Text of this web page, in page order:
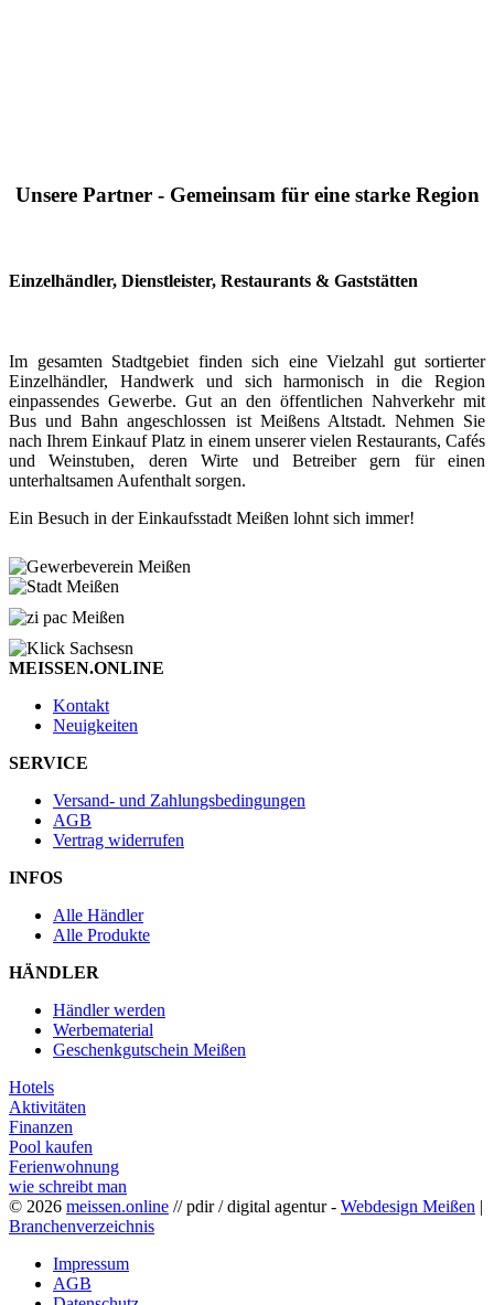
Unsere Partner - Gemeinsam für eine starke Region
Einzelhändler, Dienstleister, Restaurants & Gaststätten
Im gesamten Stadtgebiet finden sich eine Vielzahl gut sortierter
Einzelhändler, Handwerk und sich harmonisch in die Region
einpassendes Gewerbe. Gut an den öffentlichen Nahverkehr mit
Bus und Bahn angeschlossen ist Meißens Altstadt. Nehmen Sie
nach Ihrem Einkauf Platz in einem unserer vielen Restaurants, Cafés
und Weinstuben, deren Wirte und Betreiber gern für einen
unterhaltsamen Aufenthalt sorgen.
Ein Besuch in der Einkaufsstadt Meißen lohnt sich immer!
MEISSEN.ONLINE
Kontakt
Neuigkeiten
SERVICE
Versand- und Zahlungsbedingungen
AGB
Vertrag widerrufen
INFOS
Alle Händler
Alle Produkte
HÄNDLER
Händler werden
Werbematerial
Geschenkgutschein Meißen
Hotels
Aktivitäten
Finanzen
Pool kaufen
Ferienwohnung
wie schreibt man
© 2026 meissen.online // pdir / digital agentur - Webdesign Meißen |
Branchenverzeichnis
Impressum
AGB